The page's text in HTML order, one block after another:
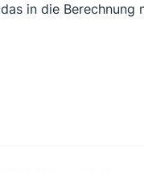
das in die Berechnung